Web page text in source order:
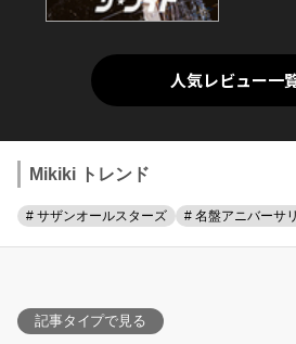
人気レビュー一
Mikiki トレンド
# サザンオールスターズ # 名盤アニバーサ
記事タイプで見る